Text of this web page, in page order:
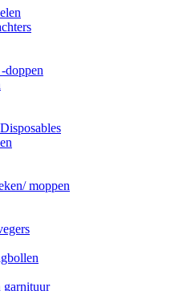
doppen
moppen
garnituur